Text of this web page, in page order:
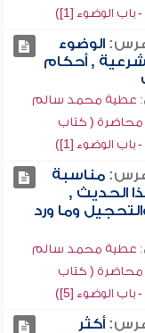
باب الوضوء [1])
الوضوء
شرعية , أحكام
عطية محمد سالم
( كتاب
باب الوضوء [1])
مناسبة
الحديث ,
وما ورد
عطية محمد سالم
( كتاب
باب الوضوء [5])
أكثر